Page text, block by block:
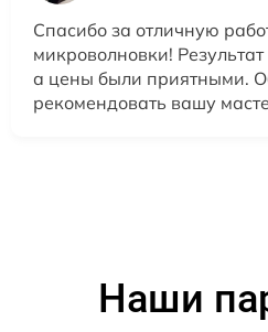
Спасибо за отличную
микроволновки!
а цены были приятными.
рекомендовать вашу
Наши